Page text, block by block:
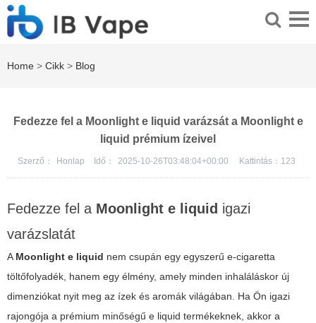
Home > Cikk > Blog
Fedezze fel a Moonlight e liquid varázsát a Moonlight e
liquid prémium ízeivel
Szerző： Honlap Idő： 2025-10-26T03:48:04+00:00 Kattintás： 123
Fedezze fel a Moonlight e liquid igazi
varázslatát
AMoonlight e liquid nem csupán egy egyszerű e-cigaretta
töltőfolyadék, hanem egy élmény, amely minden inhaláláskor új
dimenziókat nyit meg az ízek és aromák világában. Ha Ön igazi
rajongója a prémium minőségű e liquid termékeknek, akkor a